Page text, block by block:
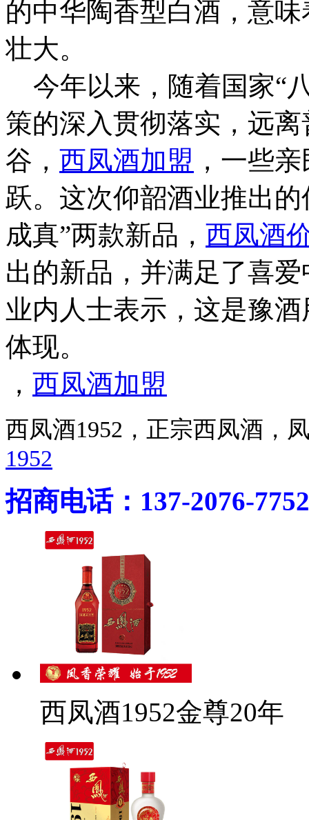
的中华陶香型白酒，意
壮大。
今年以来，随着国家“
策的深入贯彻落实，远
谷， 西凤酒加盟 ，一些
跃。这次仰韶酒业推出
成真”两款新品， 西凤酒
出的新品，并满足了喜
业内人士表示，这是豫
体现。
， 西凤酒加盟
西凤酒1952，正宗西凤酒
1952
招商电话：137-2076-7752
西凤酒1952金尊20年